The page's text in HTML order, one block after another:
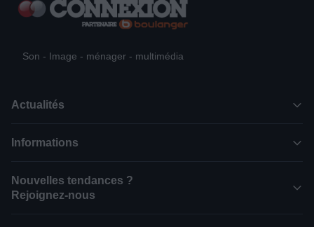
Son - Image - ménager - multimédia
Actualités
Informations
Nouvelles tendances ?
Rejoignez-nous